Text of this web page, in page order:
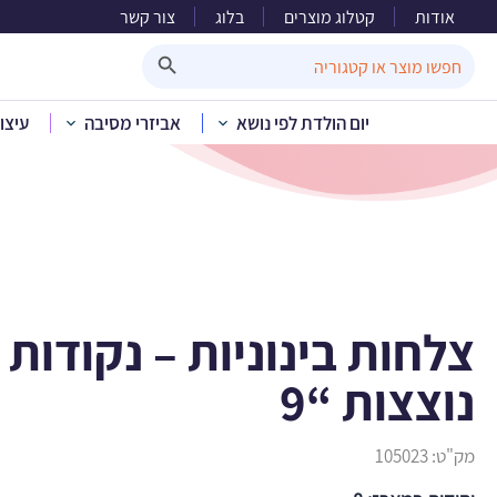
אודות קטלוג מוצרים בלוג צור קשר
for:
יום הולדת לפי נושא אביזרי מסיבה
צלחות
בית » קטלוג מוצרים»חד פעמי »
צלחות בינוניות –
נוצצות “9
מק"ט:105023